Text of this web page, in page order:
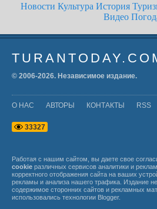
Новости Культура История
Видео
© 2006-2026. Независимое издание.
О НАС АВТОРЫ КОНТАКТЫ RSS
33327
Работая с нашим сайтом, вы даете свое
cookie различных сервисов аналитики и
корректного отображения сайта на ваших
рекламы и анализа нашего трафика. Издание
содержимое сторонних сайтов и рекламных
использовались технологии Blogger.